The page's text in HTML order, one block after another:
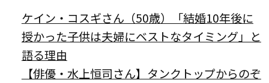
ケイン・コスギさん（50歳）「結婚10年後に
授かった子供は夫婦にベストなタイミング」と
語る理由
【俳優・水上恒司さん】タンクトップからのぞ